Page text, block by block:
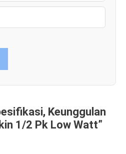
Keunggulan
1/2 Pk Low Watt”